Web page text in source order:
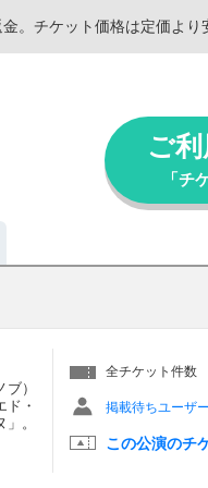
チケット価格は定価より
ご
「チ
）
・
。
全チケット件数
掲載待ちユーザ
この公演のチ